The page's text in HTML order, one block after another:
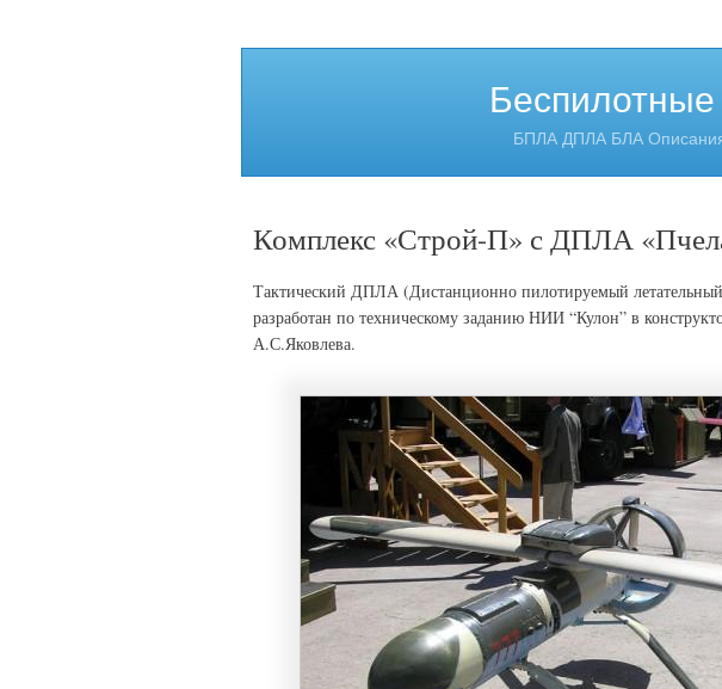
БПЛА ДПЛА БЛА Описания
Комплекс «Строй-П» с ДПЛА
Тактический ДПЛА (Дистанционно пилотируемый
разработан по техническому заданию НИИ “Кулон” в
А.С.Яковлева.